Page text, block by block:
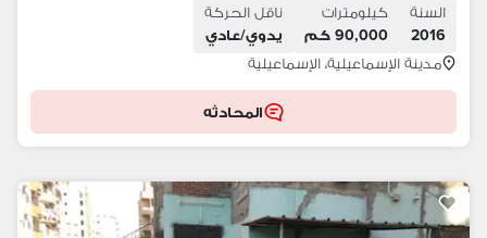
السنة
2016
كيلومترات
90,000 كم
ناقل الحركة
يدوي/عادي
مدينة الإسماعيلية، الإسماعيلية
المحادثه